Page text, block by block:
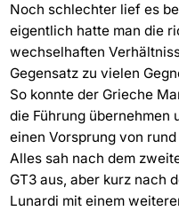
Noch schlechter lief es
eigentlich hatte man die
wechselhaften
Gegensatz zu vielen
So konnte der Grieche
die Führung übernehmen
einen Vorsprung von
Alles sah nach dem
GT3 aus, aber kurz nach
Lunardi mit einem